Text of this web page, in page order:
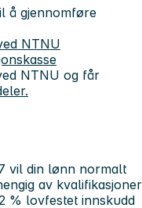
å gjennomføre
NTNU
NTNU og får
vil din lønn normalt
av kvalifikasjoner
% lovfestet innskudd